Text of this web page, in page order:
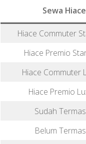
Sewa Hiace
Hiace Commuter
Hiace Premio
Hiace Commuter
Hiace Premio
Sudah
Belum